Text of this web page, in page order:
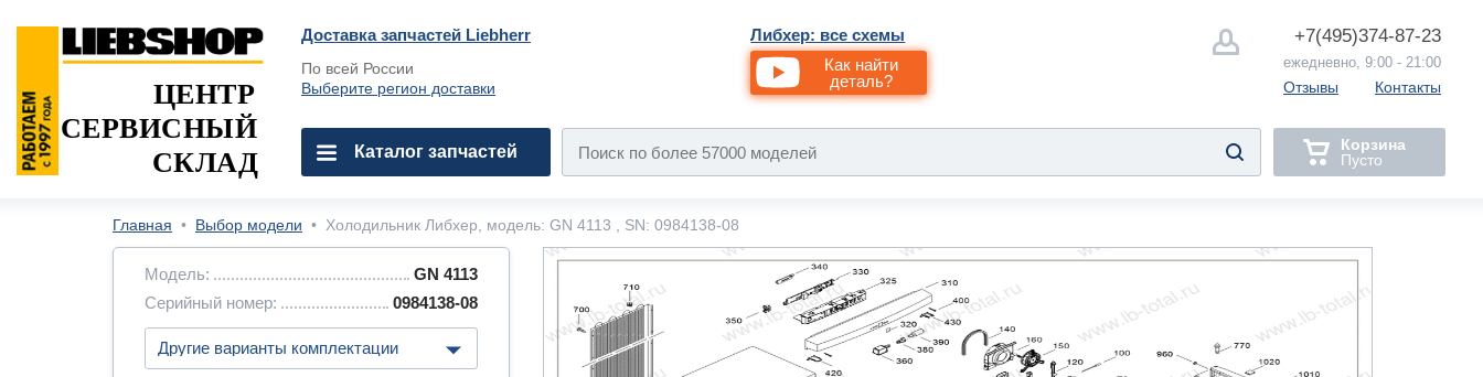
Доставка запчастей Liebherr
По всей России
Выберите регион доставки
Либхер: все схемы
Как найти
деталь?
+7(495)374-87-23
ежедневно, 9:00 - 21:00
Отзывы Контакты
ЦЕНТР
СЕРВИСНЫЙ
СКЛАД
Каталог запчастей
Корзина
Пусто
Главная • Выбор модели • Холодильник Либхер, модель: GN 4113 , SN: 0984138-08
Модель:
GN 4113
Серийный номер:
0984138-08